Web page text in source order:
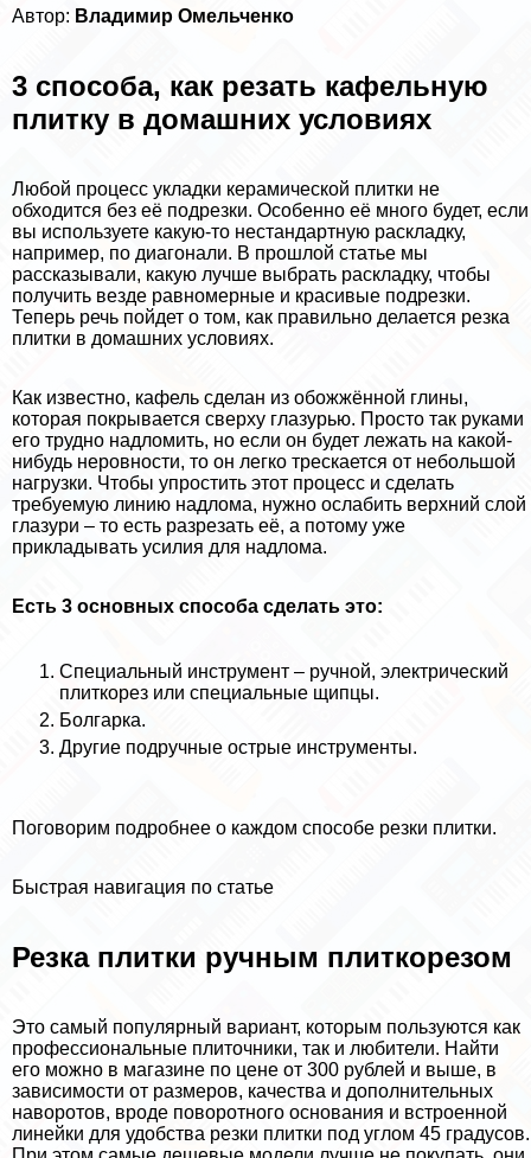
Автор: Владимир Омельченко
3 способа, как резать кафельную
плитку в домашних условиях
Любой процесс укладки керамической плитки не
обходится без её подрезки. Особенно её много будет, если
вы используете какую-то нестандартную раскладку,
например, по диагонали. В прошлой статье мы
рассказывали, какую лучше выбрать раскладку, чтобы
получить везде равномерные и красивые подрезки.
Теперь речь пойдет о том, как правильно делается резка
плитки в домашних условиях.
Как известно, кафель сделан из обожжённой глины,
которая покрывается сверху глазурью. Просто так руками
его трудно надломить, но если он будет лежать на какой-
нибудь неровности, то он легко трескается от небольшой
нагрузки. Чтобы упростить этот процесс и сделать
требуемую линию надлома, нужно ослабить верхний слой
глазури – то есть разрезать её, а потому уже
прикладывать усилия для надлома.
Есть 3 основных способа сделать это:
Специальный инструмент – ручной, электрический
плиткорез или специальные щипцы.
Болгарка.
Другие подручные острые инструменты.
Поговорим подробнее о каждом способе резки плитки.
Быстрая навигация по статье
Резка плитки ручным плиткорезом
Это самый популярный вариант, которым пользуются как
профессиональные плиточники, так и любители. Найти
его можно в магазине по цене от 300 рублей и выше, в
зависимости от размеров, качества и дополнительных
наворотов, вроде поворотного основания и встроенной
линейки для удобства резки плитки под углом 45 градусов.